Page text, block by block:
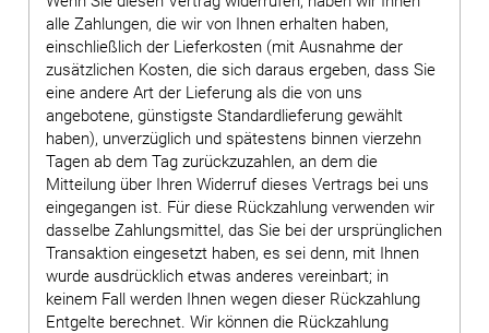
alle Zahlungen, die wir von Ihnen erhalten haben,
einschließlich der Lieferkosten (mit Ausnahme der
zusätzlichen Kosten, die sich daraus ergeben, dass Sie
eine andere Art der Lieferung als die von uns
angebotene, günstigste Standardlieferung gewählt
haben), unverzüglich und spätestens binnen vierzehn
Tagen ab dem Tag zurückzuzahlen, an dem die
Mitteilung über Ihren Widerruf dieses Vertrags bei uns
eingegangen ist. Für diese Rückzahlung verwenden wir
dasselbe Zahlungsmittel, das Sie bei der ursprünglichen
Transaktion eingesetzt haben, es sei denn, mit Ihnen
wurde ausdrücklich etwas anderes vereinbart; in
keinem Fall werden Ihnen wegen dieser Rückzahlung
Entgelte berechnet. Wir können die Rückzahlung